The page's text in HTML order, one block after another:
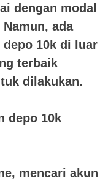
dengan modal
ada
10k di luar
terbaik
dilakukan.
depo 10k
mencari akun